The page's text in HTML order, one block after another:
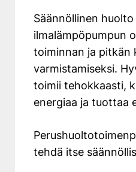
Säännöllinen
ilmalämpöpumpun
toiminnan ja pitkän
varmistamiseksi.
toimii tehokkaasti,
energiaa ja tuottaa
tehdä itse